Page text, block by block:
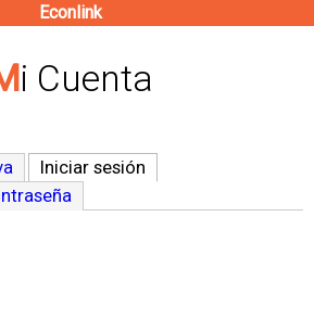
Econlink
Mi Cuenta
Iniciar sesión